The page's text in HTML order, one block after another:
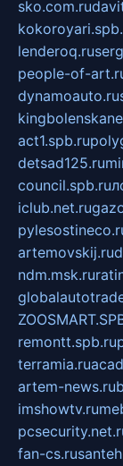
sko.com.ru
lenderoq.ru
people-of-
dynamoauto.ru
act1.spb.ru
detsad125.ru
council.spb.ru
iclub.net.ru
artemovskij.ru
ndm.msk.ru
remontt.spb.ru
terramia.ru
artem-news.ru
imshowtv.ru
fan-cs.ru